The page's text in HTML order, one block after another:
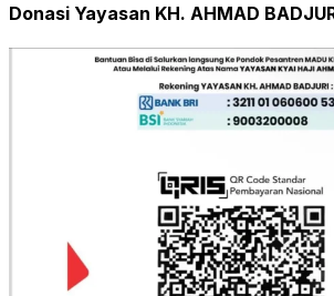
Donasi Yayasan KH. AHMAD